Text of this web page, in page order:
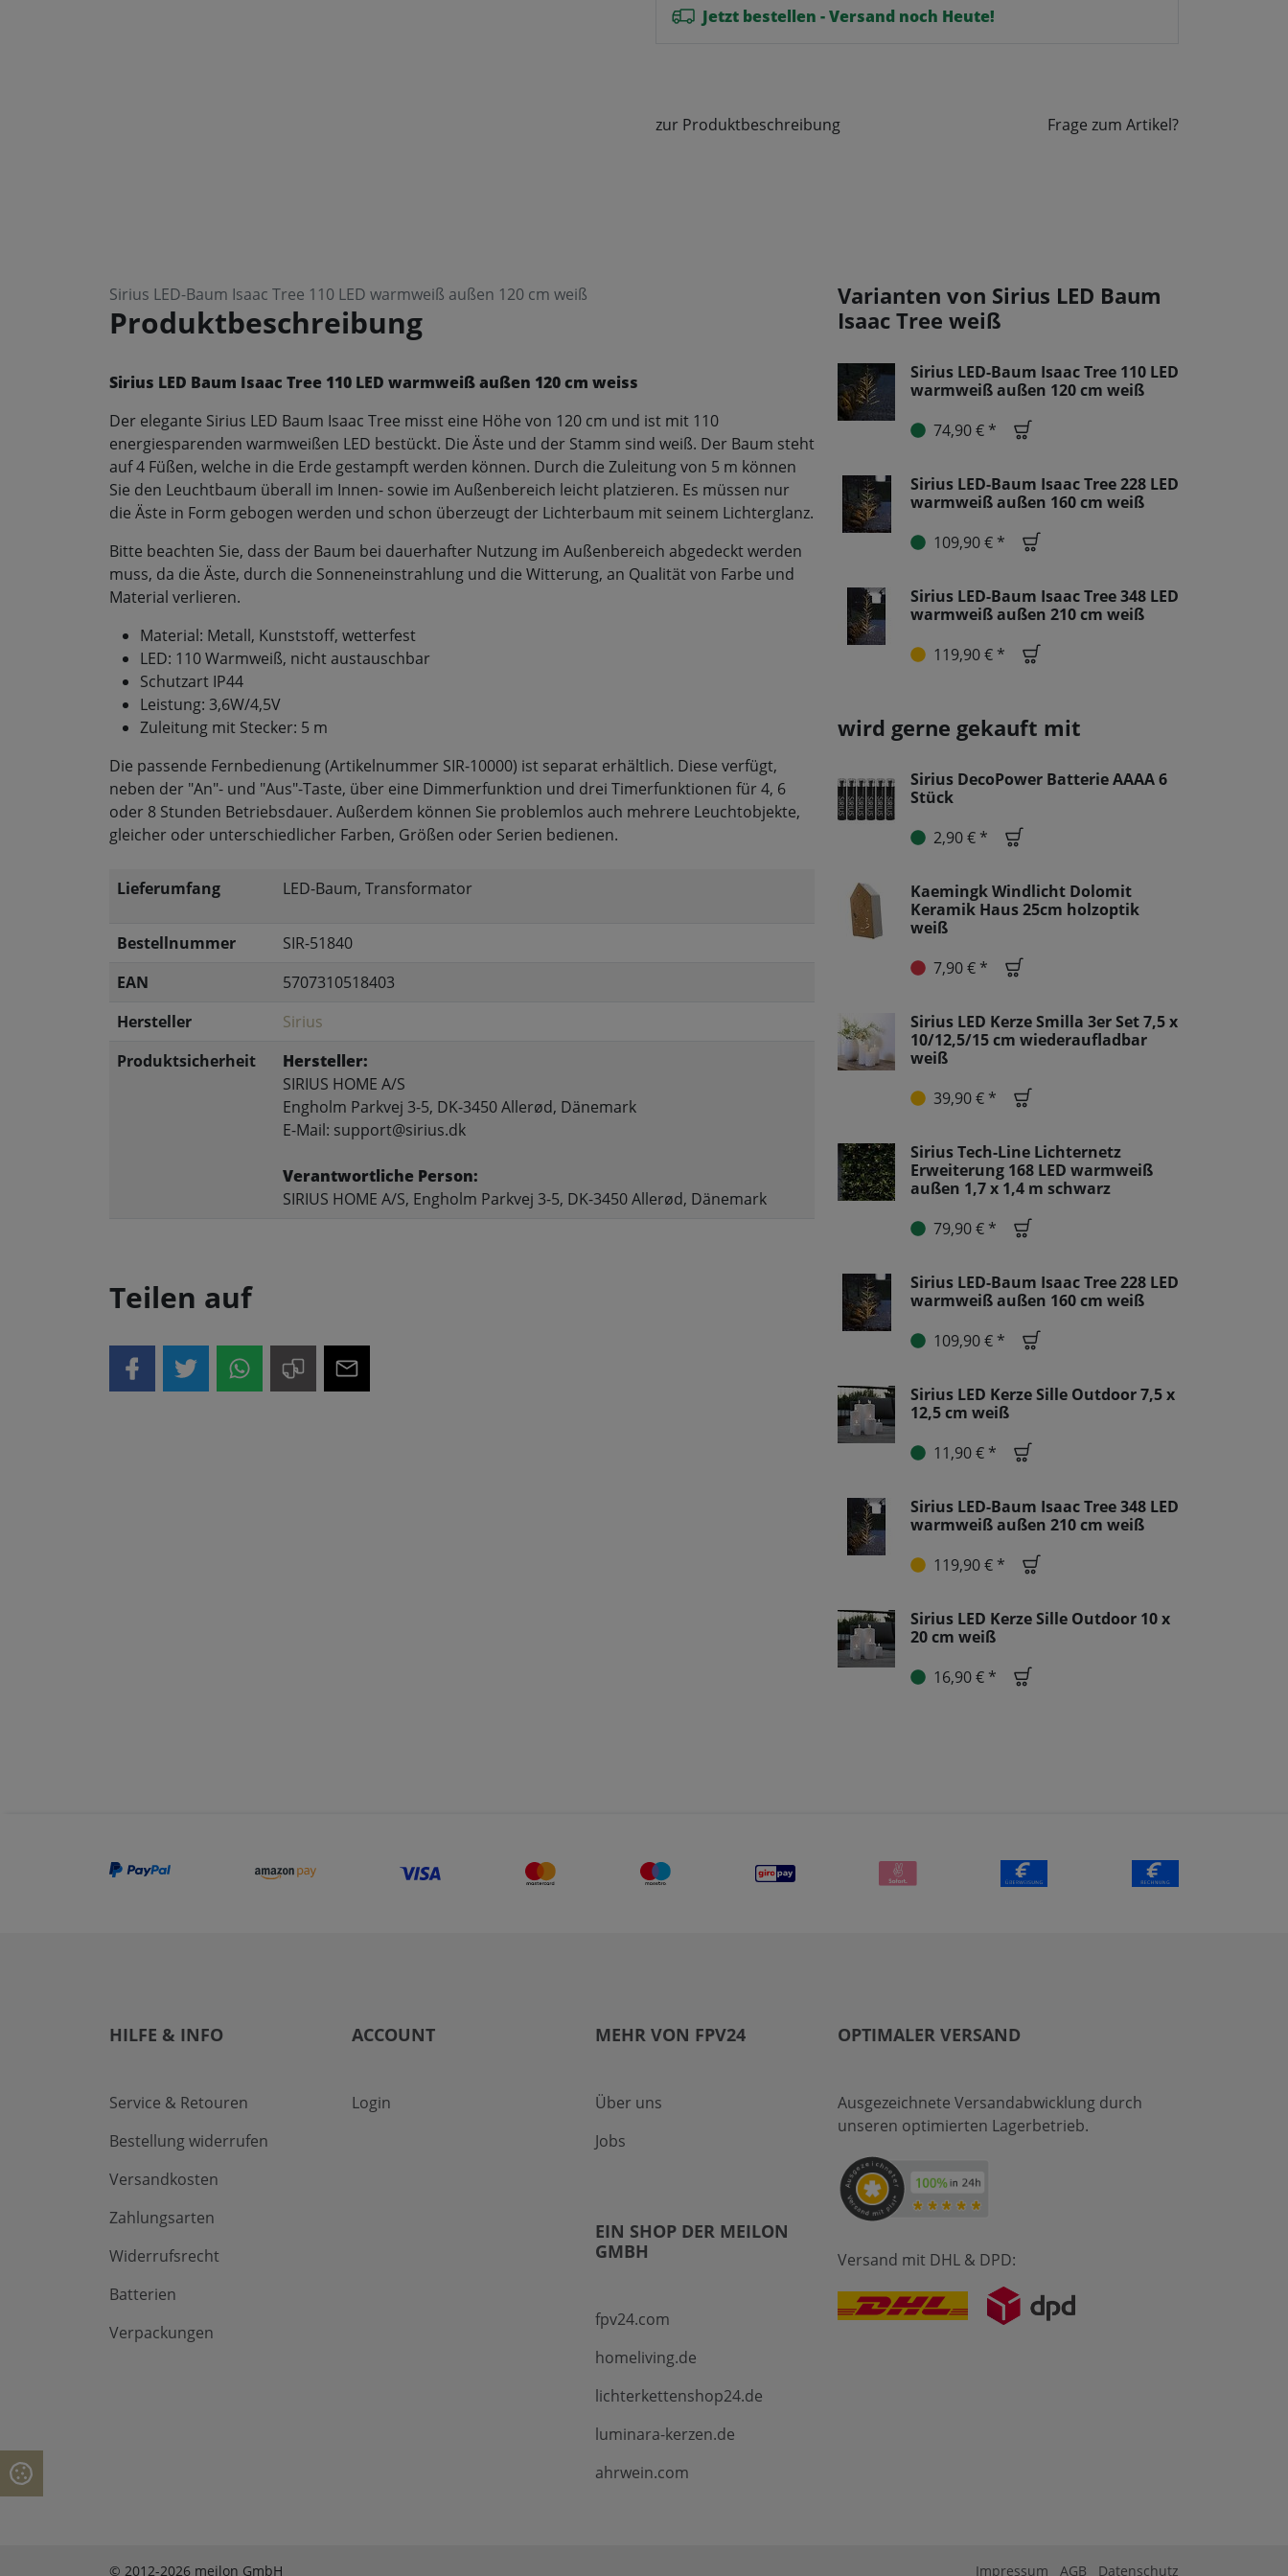
Jetzt bestellen - Versand noch Heute!
zur Produktbeschreibung Frage zum Artikel?
Sirius LED-Baum Isaac Tree 110 LED warmweiß außen 120 cm weiß
Produktbeschreibung
Sirius LED Baum Isaac Tree 110 LED warmweiß außen 120 cm weiss
Der elegante Sirius LED Baum Isaac Tree misst eine Höhe von 120 cm und ist mit 110
energiesparenden warmweißen LED bestückt. Die Äste und der Stamm sind weiß. Der Baum steht
auf 4 Füßen, welche in die Erde gestampft werden können. Durch die Zuleitung von 5 m können
Sie den Leuchtbaum überall im Innen- sowie im Außenbereich leicht platzieren. Es müssen nur
die Äste in Form gebogen werden und schon überzeugt der Lichterbaum mit seinem Lichterglanz.
Bitte beachten Sie, dass der Baum bei dauerhafter Nutzung im Außenbereich abgedeckt werden
muss, da die Äste, durch die Sonneneinstrahlung und die Witterung, an Qualität von Farbe und
Material verlieren.
Material: Metall, Kunststoff, wetterfest
LED: 110 Warmweiß, nicht austauschbar
Schutzart IP44
Leistung: 3,6W/4,5V
Zuleitung mit Stecker: 5 m
Die passende Fernbedienung (Artikelnummer SIR-10000) ist separat erhältlich. Diese verfügt,
neben der "An"- und "Aus"-Taste, über eine Dimmerfunktion und drei Timerfunktionen für 4, 6
oder 8 Stunden Betriebsdauer. Außerdem können Sie problemlos auch mehrere Leuchtobjekte,
gleicher oder unterschiedlicher Farben, Größen oder Serien bedienen.
Lieferumfang LED-Baum, Transformator
Bestellnummer
SIR-51840
EAN
5707310518403
Hersteller
Sirius
Produktsicherheit
Hersteller:
SIRIUS HOME A/S
Engholm Parkvej 3-5, DK-3450 Allerød, Dänemark
E-Mail: support@sirius.dk
Verantwortliche Person:
SIRIUS HOME A/S, Engholm Parkvej 3-5, DK-3450 Allerød, Dänemark
Teilen auf
Varianten von Sirius LED Baum
Isaac Tree weiß
Sirius LED-Baum Isaac Tree 110 LED
warmweiß außen 120 cm weiß
74,90 € *
Sirius LED-Baum Isaac Tree 228 LED
warmweiß außen 160 cm weiß
109,90 € *
Sirius LED-Baum Isaac Tree 348 LED
warmweiß außen 210 cm weiß
119,90 € *
wird gerne gekauft mit
Sirius DecoPower Batterie AAAA 6
Stück
2,90 € *
Kaemingk Windlicht Dolomit
Keramik Haus 25cm holzoptik
weiß
7,90 € *
Sirius LED Kerze Smilla 3er Set 7,5 x
10/12,5/15 cm wiederaufladbar
weiß
39,90 € *
Sirius Tech-Line Lichternetz
Erweiterung 168 LED warmweiß
außen 1,7 x 1,4 m schwarz
79,90 € *
Sirius LED-Baum Isaac Tree 228 LED
warmweiß außen 160 cm weiß
109,90 € *
Sirius LED Kerze Sille Outdoor 7,5 x
12,5 cm weiß
11,90 € *
Sirius LED-Baum Isaac Tree 348 LED
warmweiß außen 210 cm weiß
119,90 € *
Sirius LED Kerze Sille Outdoor 10 x
20 cm weiß
16,90 € *
HILFE & INFO
Service & Retouren
Bestellung widerrufen
Versandkosten
Zahlungsarten
Widerrufsrecht
Batterien
Verpackungen
ACCOUNT
Login
MEHR VON FPV24
Über uns
Jobs
EIN SHOP DER MEILON
GMBH
fpv24.com
homeliving.de
lichterkettenshop24.de
luminara-kerzen.de
ahrwein.com
OPTIMALER VERSAND
Ausgezeichnete Versandabwicklung durch
unseren optimierten Lagerbetrieb.
Versand mit DHL & DPD:
© 2012-2026 meilon GmbH Impressum AGB Datenschutz